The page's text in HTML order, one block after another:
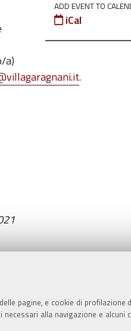
pagine, e cookie di profilazione
alla navigazione e
ADD EVENT TO
iCal
a)
.